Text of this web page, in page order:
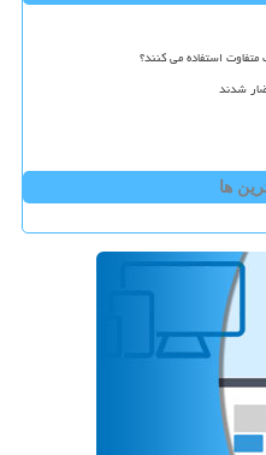
استفاده می کنند؟
شدند
ها